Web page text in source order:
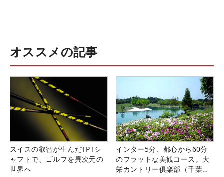
オススメの記事
スイスの叡智が生んだTPTシ
ャフトで、ゴルフを異次元の
世界へ
インター5分、都心から60分
のフラットな美観コース。大
栄カントリー俱楽部（千葉